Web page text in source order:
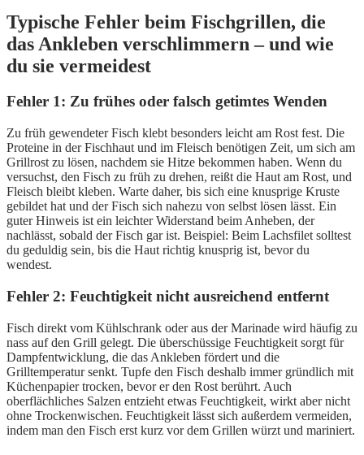
Typische Fehler beim Fischgrillen, die
das Ankleben verschlimmern – und wie
du sie vermeidest
Fehler 1: Zu frühes oder falsch getimtes Wenden
Zu früh gewendeter Fisch klebt besonders leicht am Rost fest. Die
Proteine in der Fischhaut und im Fleisch benötigen Zeit, um sich am
Grillrost zu lösen, nachdem sie Hitze bekommen haben. Wenn du
versuchst, den Fisch zu früh zu drehen, reißt die Haut am Rost, und
Fleisch bleibt kleben. Warte daher, bis sich eine knusprige Kruste
gebildet hat und der Fisch sich nahezu von selbst lösen lässt. Ein
guter Hinweis ist ein leichter Widerstand beim Anheben, der
nachlässt, sobald der Fisch gar ist. Beispiel: Beim Lachsfilet solltest
du geduldig sein, bis die Haut richtig knusprig ist, bevor du
wendest.
Fehler 2: Feuchtigkeit nicht ausreichend entfernt
Fisch direkt vom Kühlschrank oder aus der Marinade wird häufig zu
nass auf den Grill gelegt. Die überschüssige Feuchtigkeit sorgt für
Dampfentwicklung, die das Ankleben fördert und die
Grilltemperatur senkt. Tupfe den Fisch deshalb immer gründlich mit
Küchenpapier trocken, bevor er den Rost berührt. Auch
oberflächliches Salzen entzieht etwas Feuchtigkeit, wirkt aber nicht
ohne Trockenwischen. Feuchtigkeit lässt sich außerdem vermeiden,
indem man den Fisch erst kurz vor dem Grillen würzt und mariniert.